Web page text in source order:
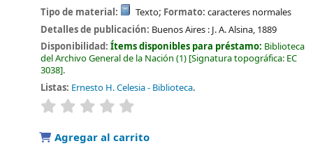
Tipo de material: Texto; Formato: caracteres normales
Detalles de publicación: Buenos Aires : J. A. Alsina, 1889
Disponibilidad:Ítems disponibles para préstamo: Biblioteca
del Archivo General de la Nación (1) Signatura topográfica: EC
3038 .
Listas: Ernesto H. Celesia - Biblioteca.
valoración
Agregar al carrito